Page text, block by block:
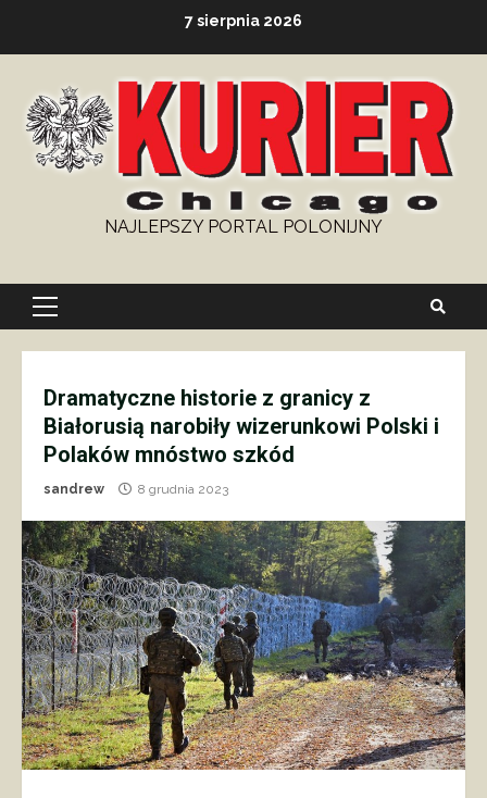
7 sierpnia 2026
NAJLEPSZY PORTAL POLONIJNY
Primary
Dramatyczne historie z granicy z
Białorusią narobiły wizerunkowi Polski i
Polaków mnóstwo szkód
sandrew 8 grudnia 2023